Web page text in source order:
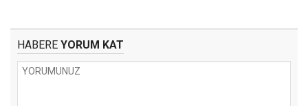
HABERE YORUM KAT